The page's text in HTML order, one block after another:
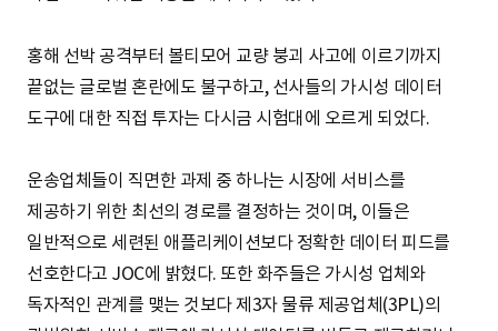
홍해 선박 공격부터 볼티모어 교량 붕괴 사고에 이르기까지
끝없는 글로벌 혼란에도 불구하고, 선사들의 가시성 데이터
도구에 대한 직접 투자는 다시금 시험대에 오르게 되었다.
운송업체들이 직면한 과제 중 하나는 시장에 서비스를
제공하기 위한 최선의 경로를 결정하는 것이며, 이들은
일반적으로 세련된 애플리케이션보다 정확한 데이터 피드를
선호한다고 JOC에 밝혔다. 또한 화주들은 가시성 업체와
독자적인 관계를 맺는 것보다 제3자 물류 제공업체(3PL)의